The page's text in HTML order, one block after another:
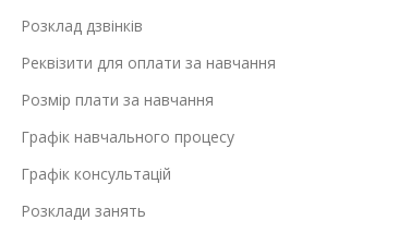
Розклад дзвінків
Реквізити для оплати за навчання
Розмір плати за навчання
Графік навчального процесу
Графік консультацій
Розклади занять